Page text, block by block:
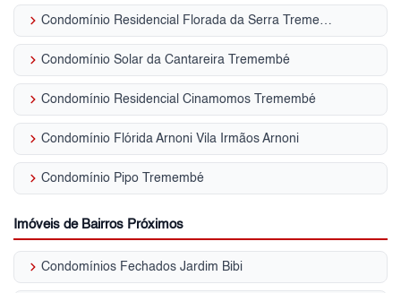
keyboard_arrow_right Condomínio Residencial Florada da Serra Tremembé
keyboard_arrow_right Condomínio Solar da Cantareira Tremembé
keyboard_arrow_right Condomínio Residencial Cinamomos Tremembé
keyboard_arrow_right Condomínio Flórida Arnoni Vila Irmãos Arnoni
keyboard_arrow_right Condomínio Pipo Tremembé
Imóveis de Bairros Próximos
keyboard_arrow_right Condomínios Fechados Jardim Bibi